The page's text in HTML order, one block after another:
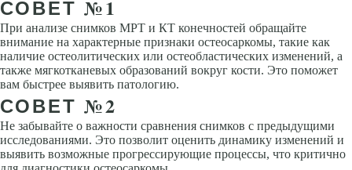
СОВЕТ №1
При анализе снимков МРТ и КТ конечностей обращайте
внимание на характерные признаки остеосаркомы, такие как
наличие остеолитических или остеобластических изменений, а
также мягкотканевых образований вокруг кости. Это поможет
вам быстрее выявить патологию.
СОВЕТ №2
Не забывайте о важности сравнения снимков с предыдущими
исследованиями. Это позволит оценить динамику изменений и
выявить возможные прогрессирующие процессы, что критично